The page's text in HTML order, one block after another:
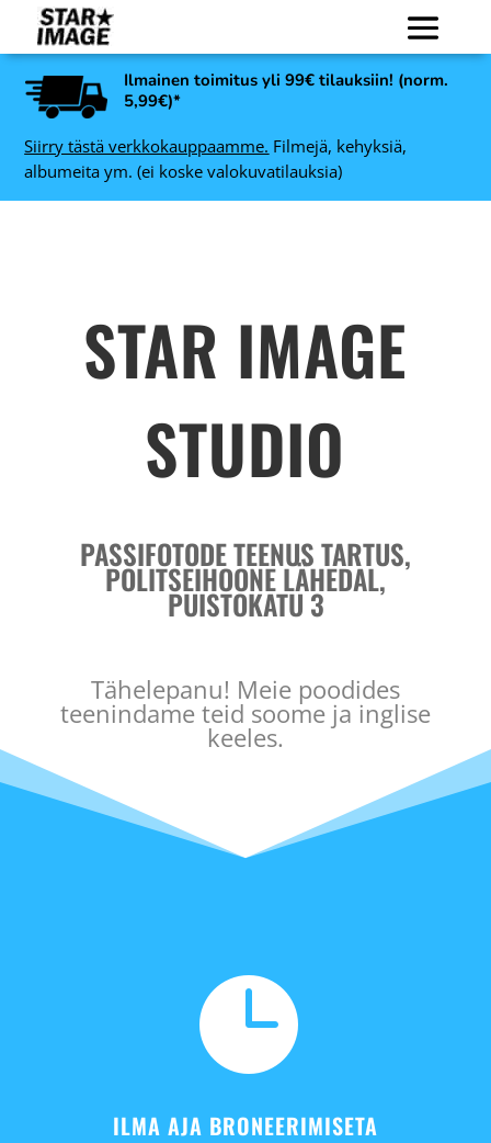
Ilmainen toimitus yli 99€ tilauksiin! (norm.
5,99€)*
Siirry tästä verkkokauppaamme. Filmejä, kehyksiä,
albumeita ym. (ei koske valokuvatilauksia)
STAR IMAGE
STUDIO
PASSIFOTODE TEENUS TARTUS,
POLITSEIHOONE LÄHEDAL,
PUISTOKATU 3
Tähelepanu! Meie poodides
teenindame teid soome ja inglise
keeles.

ILMA AJA BRONEERIMISETA